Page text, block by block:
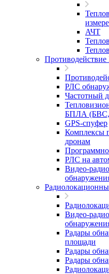
АЧТ
РЛС
Частотный
БПЛА (БВС,
GPS-спуфер
Комплексы
дронам
РЛС на
Видео-
Видео-
Радары
площади
Радары
Радары